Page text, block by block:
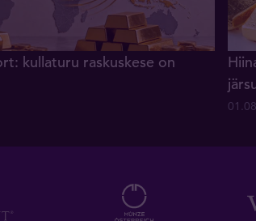
kullaturu raskuskese on